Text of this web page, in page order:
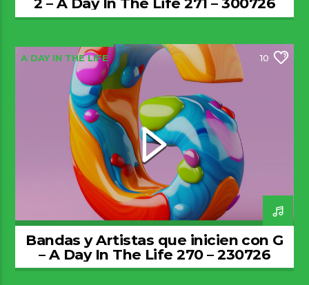
A DAY IN THE LIFE 10
Bandas y Artistas que inicien con G
– A Day In The Life 270 – 230726